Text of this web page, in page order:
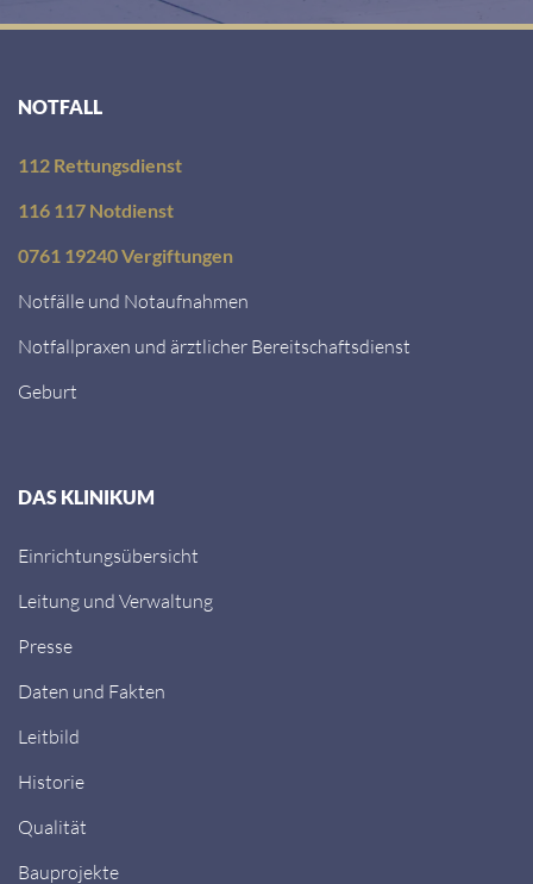
NOTFALL
112 Rettungsdienst
116 117 Notdienst
0761 19240 Vergiftungen
Notfälle und Notaufnahmen
Notfallpraxen und ärztlicher Bereitschaftsdienst
Geburt
DAS KLINIKUM
Einrichtungsübersicht
Leitung und Verwaltung
Presse
Daten und Fakten
Leitbild
Historie
Qualität
Bauprojekte